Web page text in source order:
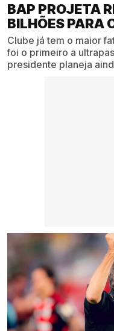
BAP PROJETA
BILHÕES PARA
Clube já tem o maior
foi o primeiro a
presidente planeja